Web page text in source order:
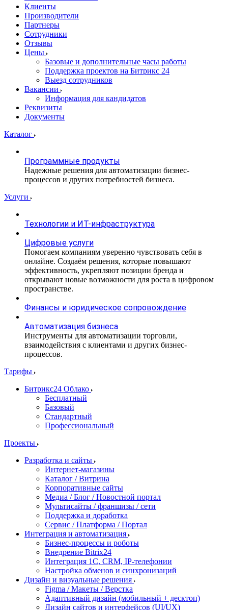
Клиенты
Производители
Партнеры
Сотрудники
Отзывы
Цены
Базовые и дополнительные часы работы
Поддержка проектов на Битрикс 24
Выезд сотрудников
Вакансии
Информация для кандидатов
Реквизиты
Документы
Каталог
Программные продукты
Надежные решения для автоматизации бизнес-
процессов и других потребностей бизнеса.
Услуги
Технологии и ИТ-инфраструктура
Цифровые услуги
Помогаем компаниям уверенно чувствовать себя в
онлайне. Создаём решения, которые повышают
эффективность, укрепляют позиции бренда и
открывают новые возможности для роста в цифровом
пространстве.
Финансы и юридическое сопровождение
Автоматизация бизнеса
Инструменты для автоматизации торговли,
взаимодействия с клиентами и других бизнес-
процессов.
Тарифы
Битрикс24 Облако
Бесплатный
Базовый
Стандартный
Профессиональный
Проекты
Разработка и сайты
Интернет-магазины
Каталог / Витрина
Корпоративные сайты
Медиа / Блог / Новостной портал
Мультисайты / франшизы / сети
Поддержка и доработка
Сервис / Платформа / Портал
Интеграция и автоматизация
Бизнес-процессы и роботы
Внедрение Bitrix24
Интеграция 1С, CRM, IP-телефонии
Настройка обменов и синхронизаций
Дизайн и визуальные решения
Figma / Макеты / Верстка
Адаптивный дизайн (мобильный + десктоп)
Дизайн сайтов и интерфейсов (UI/UX)